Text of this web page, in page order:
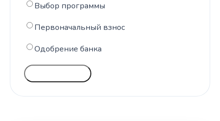
Выбор программы
Первоначальный взнос
Одобрение банка